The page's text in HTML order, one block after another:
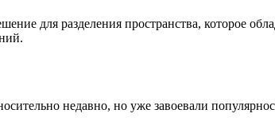
для разделения пространства, которое
недавно, но уже завоевали